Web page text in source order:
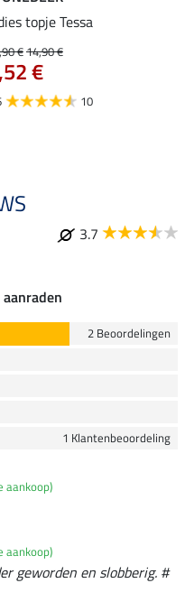
topje Tessa
€14,90 €
€
10
3.7
2 Beoordelingen
1 Klantenbeoordeling
aankoop)
aankoop)
geworden en slobberig. #